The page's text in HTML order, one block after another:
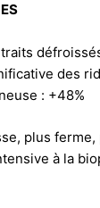
des
: +48%
plus
à la